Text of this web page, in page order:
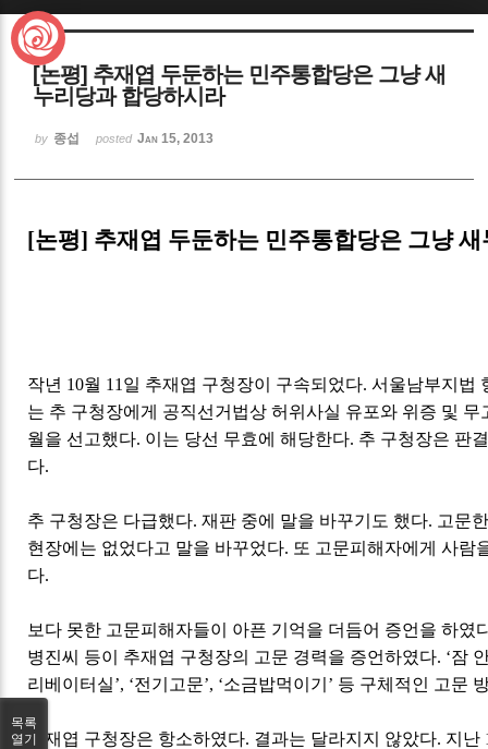
[논평] 추재엽 두둔하는 민주통합당은 그냥 새
누리당과 합당하시라
by 종섭 posted Jan 15, 2013
[논평] 추재엽 두둔하는 민주통합당은 그냥
작년 10월 11일 추재엽 구청장이 구속되었다. 서울남부지법
는 추 구청장에게 공직선거법상 허위사실 유포와 위증 및 무
월을 선고했다. 이는 당선 무효에 해당한다. 추 구청장은 판
다.
추 구청장은 다급했다. 재판 중에 말을 바꾸기도 했다. 고문
현장에는 없었다고 말을 바꾸었다. 또 고문피해자에게 사람
다.
보다 못한 고문피해자들이 아픈 기억을 더듬어 증언을 하였
병진씨 등이 추재엽 구청장의 고문 경력을 증언하였다. ‘잠
리베이터실’, ‘전기고문’, ‘소금밥먹이기’ 등 구체적인 고문
추재엽 구청장은 항소하였다. 결과는 달라지지 않았다. 지난
목록
열기
Sketchbook5, 스케치북5
Sketchbook5, 스케치북5